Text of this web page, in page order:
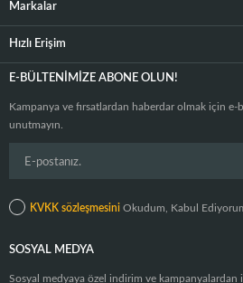
Markalar
Hızlı Erişim
E-BÜLTENIMIZE ABONE OLUN!
Kampanya ve fırsatlardan haberdar olmak için e-
unutmayın.
KVKK sözleşmesini Okudum, Kabul
SOSYAL MEDYA
Sosyal medyaya özel indirim ve kampanyalardan